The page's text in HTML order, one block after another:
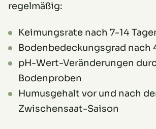
regelmäßig:
Keimungsrate nach 7-14
Bodenbedeckungsgrad nach
pH-Wert-Veränderungen
Bodenproben
Humusgehalt vor und nach
Zwischensaat-Saison